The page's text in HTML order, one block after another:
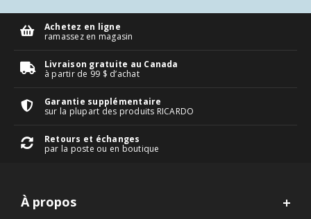
Achetez en ligne
ramassez en magasin
Livraison gratuite au Canada
à partir de 99 $ d’achat
Garantie supplémentaire
sur la plupart des produits RICARDO
Retours et échanges
par la poste ou en boutique
À propos